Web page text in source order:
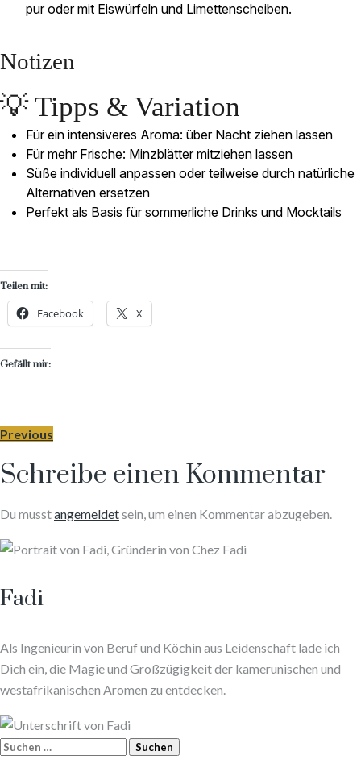
pur oder mit Eiswürfeln und Limettenscheiben.
Notizen
💡 Tipps & Variation
Für ein intensiveres Aroma: über Nacht ziehen lassen
Für mehr Frische: Minzblätter mitziehen lassen
Süße individuell anpassen oder teilweise durch natürliche
Alternativen ersetzen
Perfekt als Basis für sommerliche Drinks und Mocktails
Teilen mit:
Facebook X
Gefällt mir:
Previous
Schreibe einen Kommentar
Du musstangemeldetsein, um einen Kommentar abzugeben.
Fadi
Als Ingenieurin von Beruf und Köchin aus Leidenschaft lade ich
Dich ein, die Magie und Großzügigkeit der kamerunischen und
westafrikanischen Aromen zu entdecken.
Suchen